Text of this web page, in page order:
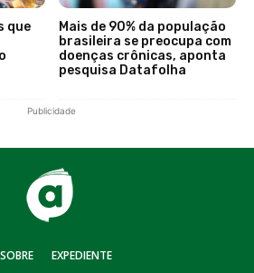
que
Mais de 90% da população
brasileira se preocupa com
doenças crônicas, aponta
pesquisa Datafolha
Publicidade
SOBRE EXPEDIENTE